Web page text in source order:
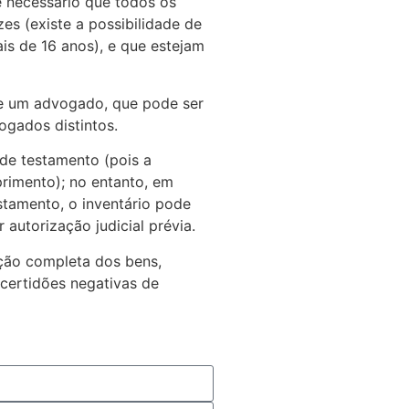
(existe a possibilidade de
de 16 anos), e que estejam
um advogado, que pode ser
distintos.
testamento (pois a
no entanto, em
o inventário pode
autorização judicial prévia.
completa dos bens,
negativas de